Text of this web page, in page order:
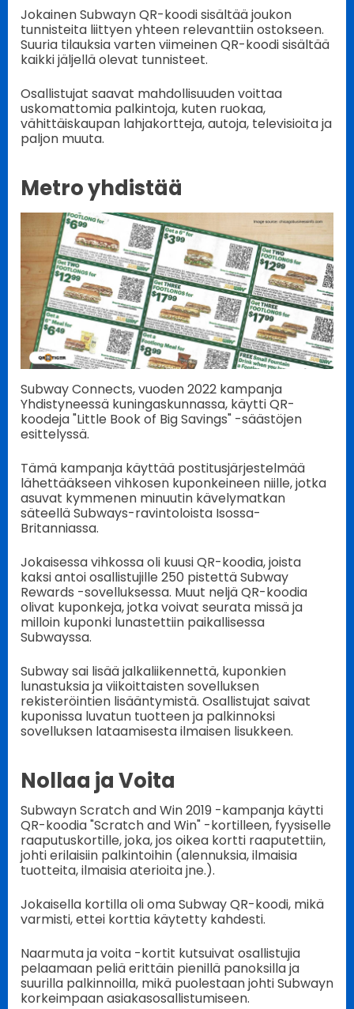
Jokainen Subwayn QR-koodi sisältää joukon
tunnisteita liittyen yhteen relevanttiin ostokseen.
Suuria tilauksia varten viimeinen QR-koodi sisältää
kaikki jäljellä olevat tunnisteet.
Osallistujat saavat mahdollisuuden voittaa
uskomattomia palkintoja, kuten ruokaa,
vähittäiskaupan lahjakortteja, autoja, televisioita ja
paljon muuta.
Metro yhdistää
Subway Connects, vuoden 2022 kampanja
Yhdistyneessä kuningaskunnassa, käytti QR-
koodeja "Little Book of Big Savings" -säästöjen
esittelyssä.
Tämä kampanja käyttää postitusjärjestelmää
lähettääkseen vihkosen kuponkeineen niille, jotka
asuvat kymmenen minuutin kävelymatkan
säteellä Subways-ravintoloista Isossa-
Britanniassa.
Jokaisessa vihkossa oli kuusi QR-koodia, joista
kaksi antoi osallistujille 250 pistettä Subway
Rewards -sovelluksessa. Muut neljä QR-koodia
olivat kuponkeja, jotka voivat seurata missä ja
milloin kuponki lunastettiin paikallisessa
Subwayssa.
Subway sai lisää jalkaliikennettä, kuponkien
lunastuksia ja viikoittaisten sovelluksen
rekisteröintien lisääntymistä. Osallistujat saivat
kuponissa luvatun tuotteen ja palkinnoksi
sovelluksen lataamisesta ilmaisen lisukkeen.
Nollaa ja Voita
Subwayn Scratch and Win 2019 -kampanja käytti
QR-koodia "Scratch and Win" -kortilleen, fyysiselle
raaputuskortille, joka, jos oikea kortti raaputettiin,
johti erilaisiin palkintoihin (alennuksia, ilmaisia
tuotteita, ilmaisia aterioita jne.).
Jokaisella kortilla oli oma Subway QR-koodi, mikä
varmisti, ettei korttia käytetty kahdesti.
Naarmuta ja voita -kortit kutsuivat osallistujia
pelaamaan peliä erittäin pienillä panoksilla ja
suurilla palkinnoilla, mikä puolestaan johti Subwayn
korkeimpaan asiakasosallistumiseen.